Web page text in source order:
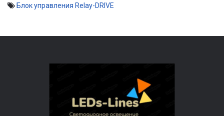
Блок управления Relay-DRIVE